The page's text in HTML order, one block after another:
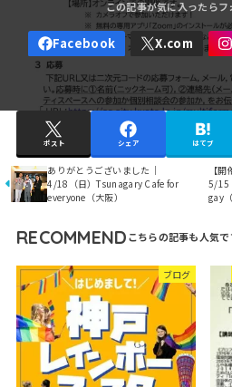
ポスト シェア はてブ
ありがとうございました｜
4/18（日）Tsunagary Cafe for
everyone（大阪）
【
5/15
gay
RECOMMEND
ブログ